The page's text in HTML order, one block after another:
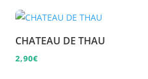
CHATEAU DE THAU
2,90€